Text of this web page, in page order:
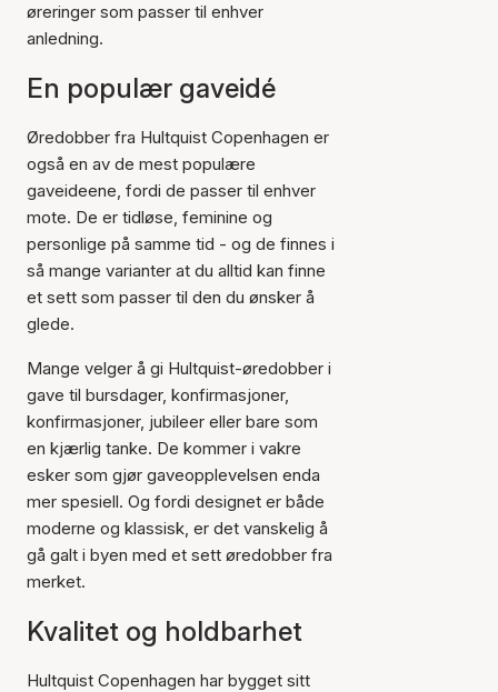
øreringer som passer til enhver
anledning.
En populær gaveidé
Øredobber fra Hultquist Copenhagen er
også en av de mest populære
gaveideene, fordi de passer til enhver
mote. De er tidløse, feminine og
personlige på samme tid - og de finnes i
så mange varianter at du alltid kan finne
et sett som passer til den du ønsker å
glede.
Mange velger å gi Hultquist-øredobber i
gave til bursdager, konfirmasjoner,
konfirmasjoner, jubileer eller bare som
en kjærlig tanke. De kommer i vakre
esker som gjør gaveopplevelsen enda
mer spesiell. Og fordi designet er både
moderne og klassisk, er det vanskelig å
gå galt i byen med et sett øredobber fra
merket.
Kvalitet og holdbarhet
Hultquist Copenhagen har bygget sitt